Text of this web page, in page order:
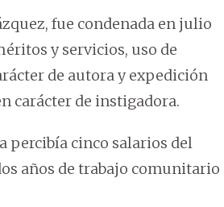
fue condenada en julio
y servicios, uso de
de autora y expedición
carácter de instigadora.
percibía cinco salarios del
años de trabajo comunitario